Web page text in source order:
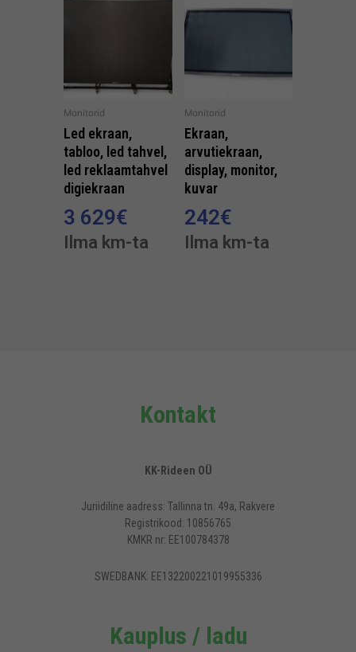
Monitorid
Led ekraan,
tabloo, led tahvel,
led reklaamtahvel
digiekraan
3 629€
Ilma km-ta
Monitorid
Ekraan,
arvutiekraan,
display, monitor,
kuvar
242€
Ilma km-ta
Kontakt
KK-Rideen OÜ
Juriidiline aadress: Tallinna tn. 49a, Rakvere
Registrikood: 10856765
KMKR nr: EE100784378
SWEDBANK: EE132200221019955336
Kauplus / ladu